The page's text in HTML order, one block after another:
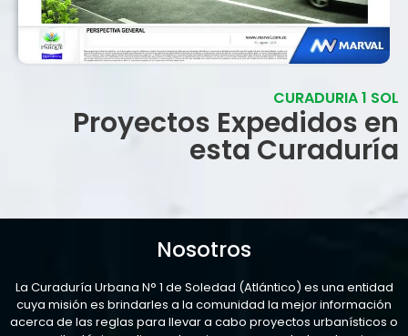
CURADURIA 1 SOL
Proyectos Expedidos en
esta Curaduría
Nosotros
La Curaduría Urbana N° 1 de Soledad (Atlántico) es una entidad
cuya misión es brindarles a la comunidad la mejor información
acerca de las reglas para llevar a cabo proyectos urbanísticos o